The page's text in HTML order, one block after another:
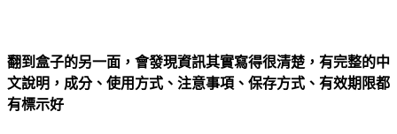
翻到盒子的另一面，會發現資訊其實寫得很清楚，有完整的中
文說明，成分、使用方式、注意事項、保存方式、有效期限都
有標示好